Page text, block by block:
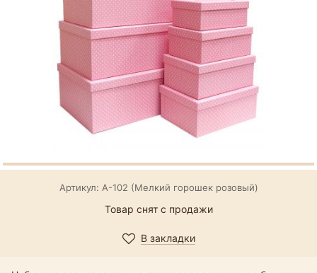
Артикул: А-102 (Мелкий горошек розовый)
Товар снят с продажи
В закладки